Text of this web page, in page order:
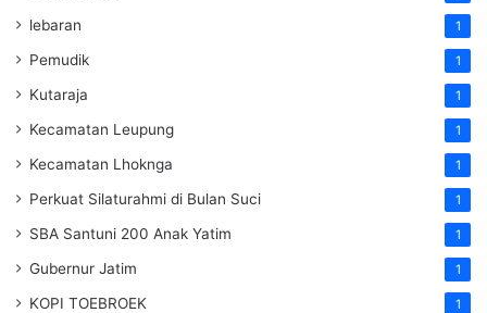
lebaran 1
Pemudik 1
Kutaraja 1
Kecamatan Leupung 1
Kecamatan Lhoknga 1
Perkuat Silaturahmi di Bulan Suci 1
SBA Santuni 200 Anak Yatim 1
Gubernur Jatim 1
KOPI TOEBROEK 1